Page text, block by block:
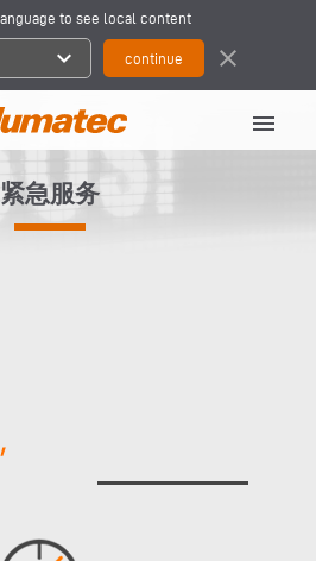
to see local content
expand_more close
menu
紧急服务